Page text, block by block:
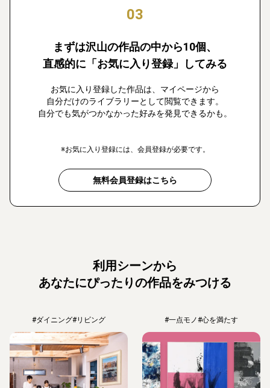
03
まずは沢山の作品の中から10個、
直感的に「お気に入り登録」してみる
お気に入り登録した作品は、マイページから
自分だけのライブラリーとして閲覧できます。
自分でも気がつかなかった好みを発見できるかも。
※お気に入り登録には、会員登録が必要です。
無料会員登録はこちら
利用シーンから
あなたにぴったりの作品をみつける
#ダイニング#リビング #一点モノ#心を満たす